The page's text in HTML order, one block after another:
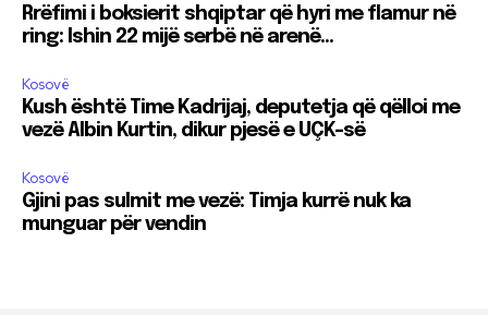
Rrëfimi i boksierit shqiptar që hyri me flamur në
ring: Ishin 22 mijë serbë në arenë…
Kosovë
Kush është Time Kadrijaj, deputetja që qëlloi me
vezë Albin Kurtin, dikur pjesë e UÇK-së
Kosovë
Gjini pas sulmit me vezë: Timja kurrë nuk ka
munguar për vendin